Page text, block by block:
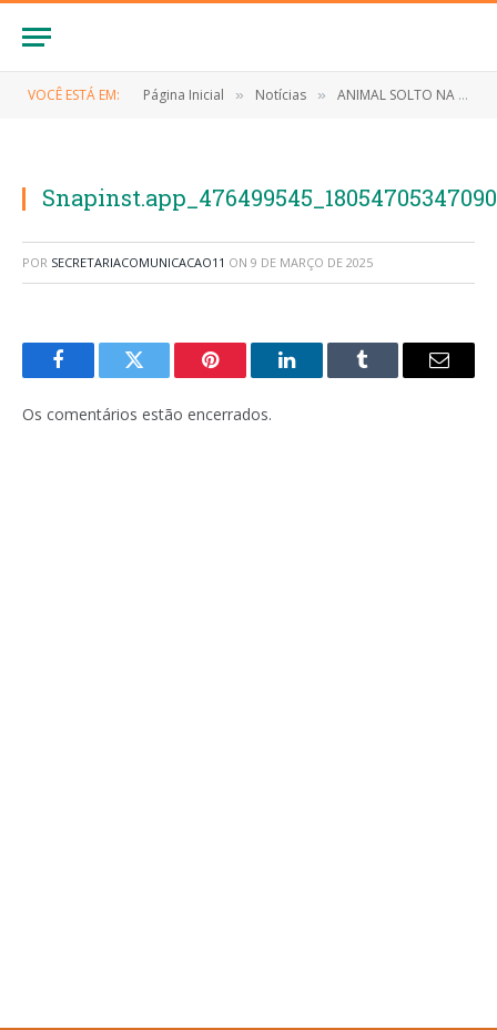
VOCÊ ESTÁ EM: Página Inicial » Notícias » ANIMAL SOLTO NA CIDADE NÃO É LEGAL
POR SECRETARIACOMUNICACAO11 ON 9 DE MARÇO DE 2025
FacebookTwitter Pinterest LinkedInTumblr
E-
Os comentários estão encerrados.